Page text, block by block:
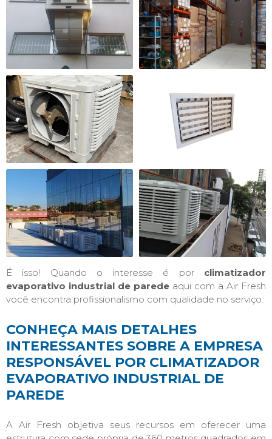
É isso! Quando o interesse é por climatizador
evaporativo industrial de parede aqui com a Air Fresh
você encontra profissionalismo com qualidade no serviço.
CONHEÇA MAIS DETALHES
INTERESSANTES SOBRE A EMPRESA
RESPONSÁVEL POR CLIMATIZADOR
EVAPORATIVO INDUSTRIAL DE
PAREDE
A Air Fresh objetiva seus recursos em oferecer uma